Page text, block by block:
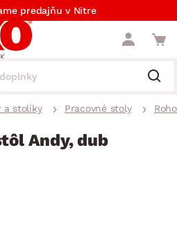
predajňu v Nitre
a stolíky Pracovné stoly
Andy, dub